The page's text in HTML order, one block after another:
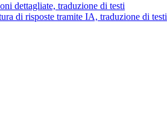
dettagliate, traduzione di testi
di risposte tramite IA, traduzione di testi